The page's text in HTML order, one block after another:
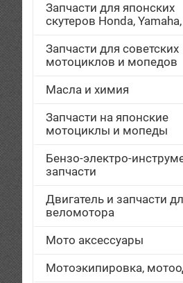
Запчасти для японских
скутеров Honda,
Запчасти для советских
мотоциклов и мопедов
Масла и химия
Запчасти на японские
мотоциклы и мопеды
Бензо-электро-
запчасти
Двигатель и запчасти
веломотора
Мото аксессуары
Мотоэкипировка,